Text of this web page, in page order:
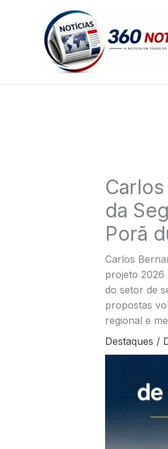
da
Porã
Carlos
projeto 2026
do setor de
propostas
regional e
Destaques /